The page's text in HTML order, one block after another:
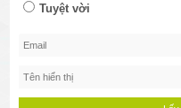
Tuyệt vời